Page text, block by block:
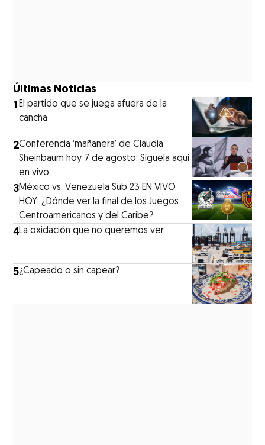
Últimas Noticias
1El partido que se juega afuera de la
cancha
2Conferencia ‘mañanera’ de Claudia
Sheinbaum hoy 7 de agosto: Síguela aquí
en vivo
3México vs. Venezuela Sub 23 EN VIVO
HOY: ¿Dónde ver la final de los Juegos
Centroamericanos y del Caribe?
4La oxidación que no queremos ver
5¿Capeado o sin capear?